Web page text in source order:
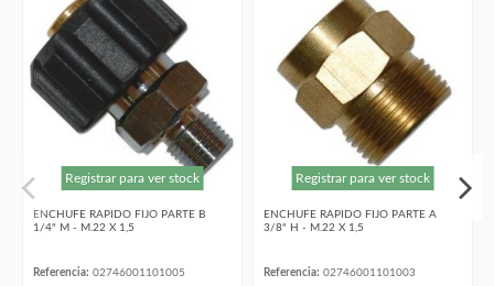
Registrar para ver stock
ENCHUFE RAPIDO FIJO PARTE B
1/4" M - M.22 X 1,5
Referencia: 02746001101005
Registrar para ver stock
ENCHUFE RAPIDO FIJO PARTE A
3/8" H - M.22 X 1,5
Referencia: 02746001101003